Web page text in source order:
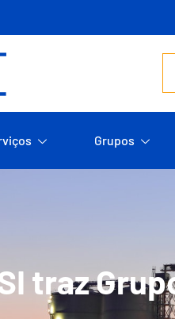
Grupos
traz